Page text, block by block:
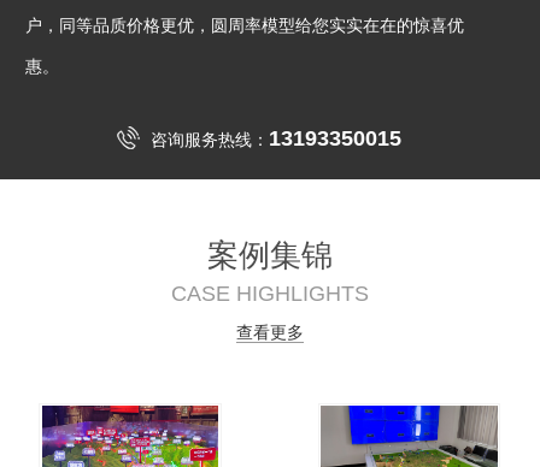
户，同等品质价格更优，圆周率模型给您实实在在的惊喜优
惠。
咨询服务热线： 13193350015
案例集锦
CASE HIGHLIGHTS
查看更多